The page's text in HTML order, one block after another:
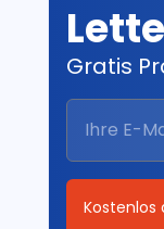
Gratis
Kostenlos